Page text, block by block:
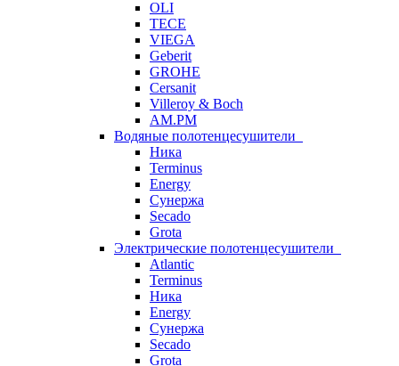
OLI
TECE
VIEGA
Geberit
GROHE
Cersanit
Villeroy & Boch
AM.PM
Водяные полотенцесушители
Ника
Terminus
Energy
Сунержа
Secado
Grota
Электрические полотенцесушители
Atlantic
Terminus
Ника
Energy
Сунержа
Secado
Grota